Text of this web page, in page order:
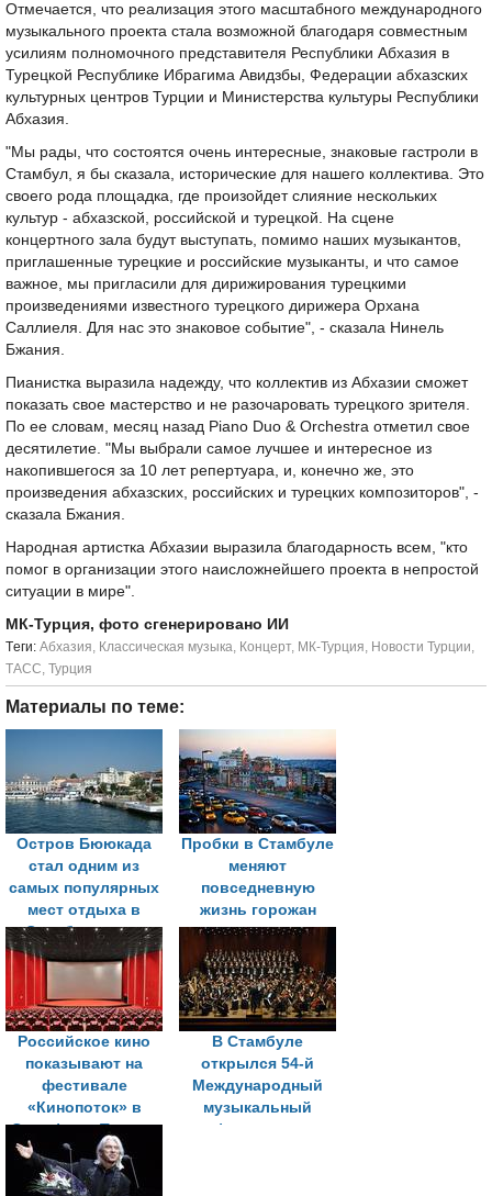
Отмечается, что реализация этого масштабного международного
музыкального проекта стала возможной благодаря совместным
усилиям полномочного представителя Республики Абхазия в
Турецкой Республике Ибрагима Авидзбы, Федерации абхазских
культурных центров Турции и Министерства культуры Республики
Абхазия.
"Мы рады, что состоятся очень интересные, знаковые гастроли в
Стамбул, я бы сказала, исторические для нашего коллектива. Это
своего рода площадка, где произойдет слияние нескольких
культур - абхазской, российской и турецкой. На сцене
концертного зала будут выступать, помимо наших музыкантов,
приглашенные турецкие и российские музыканты, и что самое
важное, мы пригласили для дирижирования турецкими
произведениями известного турецкого дирижера Орхана
Саллиеля. Для нас это знаковое событие", - сказала Нинель
Бжания.
Пианистка выразила надежду, что коллектив из Абхазии сможет
показать свое мастерство и не разочаровать турецкого зрителя.
По ее словам, месяц назад Piano Duo & Orchestra отметил свое
десятилетие. "Мы выбрали самое лучшее и интересное из
накопившегося за 10 лет репертуара, и, конечно же, это
произведения абхазских, российских и турецких композиторов", -
сказала Бжания.
Народная артистка Абхазии выразила благодарность всем, "кто
помог в организации этого наисложнейшего проекта в непростой
ситуации в мире".
МК-Турция, фото сгенерировано ИИ
Tеги: Абхазия, Классическая музыка, Концерт, МК-Турция, Новости Турции,
ТАСС, Турция
Материалы по теме:
Остров Бююкада
стал одним из
самых популярных
мест отдыха в
Стамбуле этим
летом
Пробки в Стамбуле
меняют
повседневную
жизнь горожан
Российское кино
показывают на
фестивале
«Кинопоток» в
Силифке в Турции
В Стамбуле
открылся 54-й
Международный
музыкальный
фестиваль